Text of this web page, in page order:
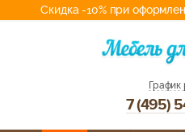
Скидка -10% при
График
7 (495)